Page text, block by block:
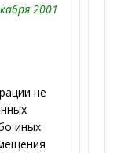
2001
не
иных